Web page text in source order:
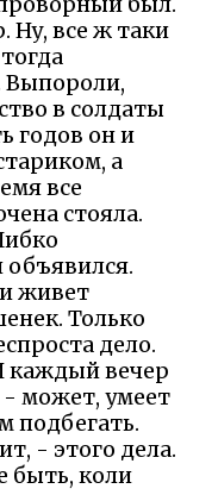
Ну, все ж таки
Выпороли,
в солдаты
годов он и
а
все
стояла.
объявился.
живет
Только
дело.
каждый вечер
- может, умеет
подбегать.
- этого дела.
быть, коли